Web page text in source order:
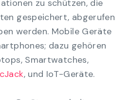
zu schützen, die
gespeichert, abgerufen
werden. Mobile Geräte
dazu gehören
Smartwatches,
, und IoT-Geräte.